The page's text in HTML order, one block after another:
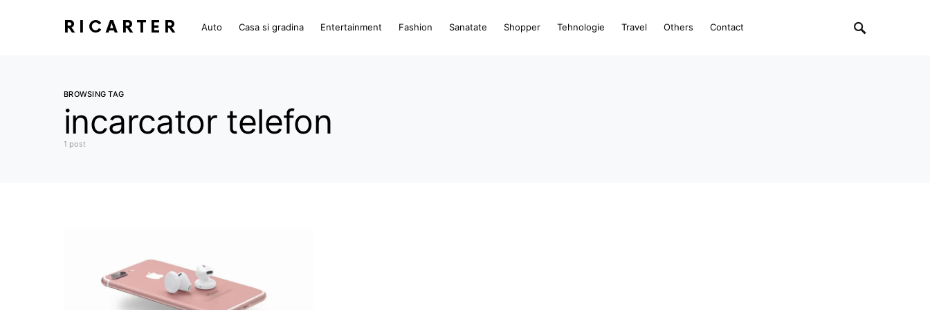
RICARTER Auto Casa si gradina Entertainment Fashion Sanatate Shopper Tehnologie Travel Others Contact
BROWSING TAG
incarcator telefon
1 post